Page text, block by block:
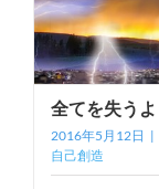
全てを失う
2016年5月12日 |
自己創造